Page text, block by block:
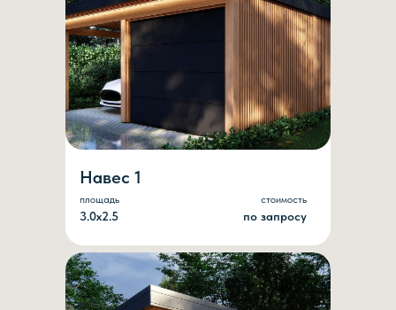
Навес 1
площадь
3.0х2.5
стоимость
по запросу